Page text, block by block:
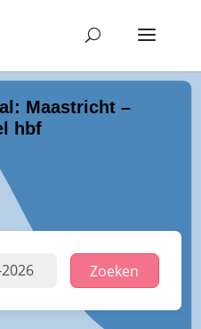
Maastricht –
hbf
Zoeken